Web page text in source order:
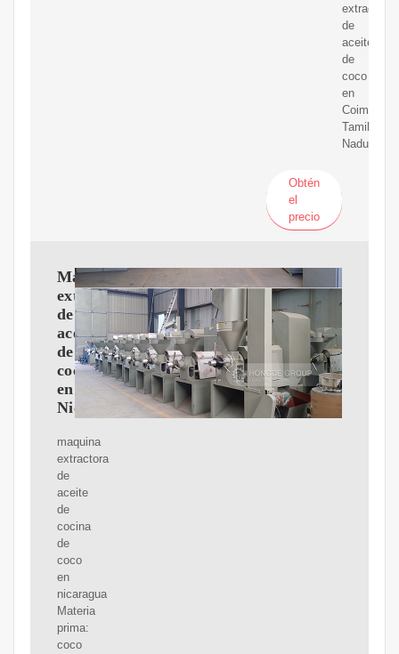
extracción
de
aceite
de
coco
en
Tamil
Nadu
Obtén
el
precio
Máquina
extractora
de
aceite
de
coco
en
Nicaragua
maquina
extractora
de
aceite
de
cocina
de
coco
en
nicaragua
Materia
prima:
coco